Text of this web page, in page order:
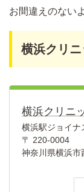
お間違えのない
横浜クリ
横浜クリニ
横浜駅ジョイナ
〒 220-0004
神奈川県横浜